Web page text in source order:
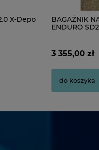
X-Depo
BAGAŻNIK
ENDURO
3 355,00 zł
do koszyka